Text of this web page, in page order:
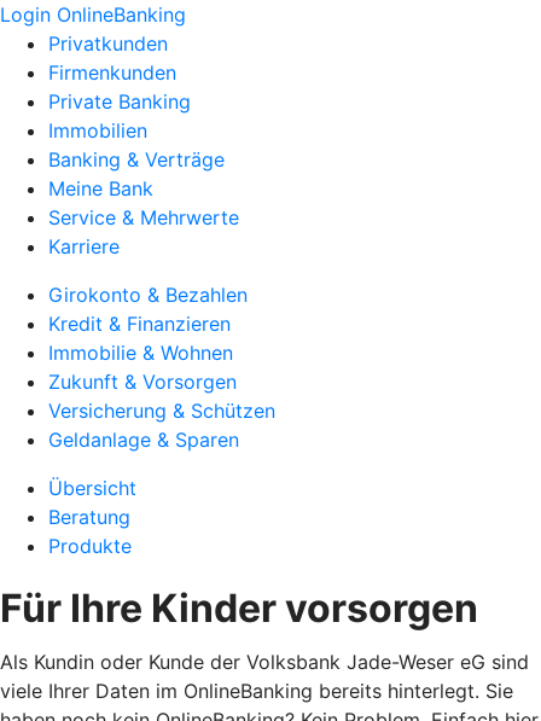
Login OnlineBanking
Privatkunden
Firmenkunden
Private Banking
Immobilien
Banking & Verträge
Meine Bank
Service & Mehrwerte
Karriere
Girokonto & Bezahlen
Kredit & Finanzieren
Immobilie & Wohnen
Zukunft & Vorsorgen
Versicherung & Schützen
Geldanlage & Sparen
Übersicht
Beratung
Produkte
Für Ihre Kinder vorsorgen
Als Kundin oder Kunde der Volksbank Jade-Weser eG sind
viele Ihrer Daten im OnlineBanking bereits hinterlegt. Sie